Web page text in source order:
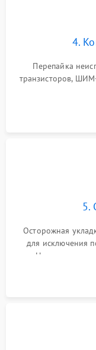
4.
Перепайка
транзисторов,
памяти при
разборка
5.
Осторожная
для исключения
Надежное
аккуратное